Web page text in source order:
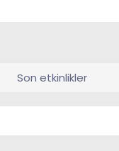
Son etkinlikler